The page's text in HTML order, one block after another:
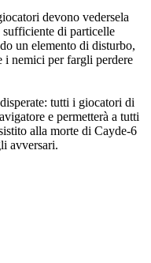
devono vedersela
sufficiente di particelle
un elemento di disturbo,
i nemici per fargli perdere
tutti i giocatori di
e permetterà a tutti
alla morte di Cayde-6
avversari.